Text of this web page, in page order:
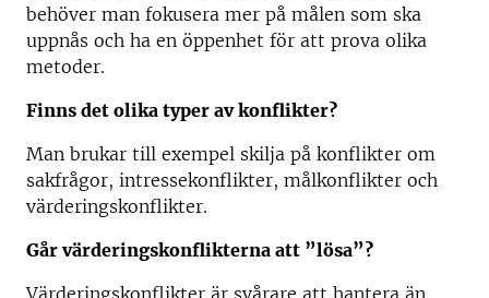
behöver man fokusera mer på målen som ska
uppnås och ha en öppenhet för att prova olika
metoder.
Finns det olika typer av konflikter?
Man brukar till exempel skilja på konflikter om
sakfrågor, intressekonflikter, målkonflikter och
värderingskonflikter.
Går värderingskonflikterna att ”lösa”?
Värderingskonflikter är svårare att hantera än